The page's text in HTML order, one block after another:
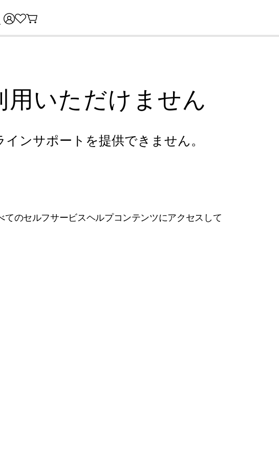
いただけません
ンサポートを提供できません。
のセルフサービスヘルプコンテンツにアクセスして